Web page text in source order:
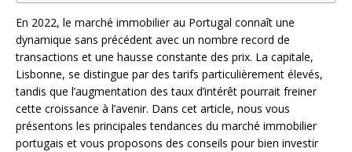
En 2022, le marché immobilier au Portugal connaît une
dynamique sans précédent avec un nombre record de
transactions et une hausse constante des prix. La capitale,
Lisbonne, se distingue par des tarifs particulièrement élevés,
tandis que l’augmentation des taux d’intérêt pourrait freiner
cette croissance à l’avenir. Dans cet article, nous vous
présentons les principales tendances du marché immobilier
portugais et vous proposons des conseils pour bien investir